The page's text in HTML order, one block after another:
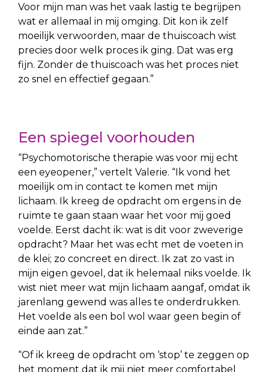
Voor mijn man was het vaak lastig te begrijpen
wat er allemaal in mij omging. Dit kon ik zelf
moeilijk verwoorden, maar de thuiscoach wist
precies door welk proces ik ging. Dat was erg
fijn. Zonder de thuiscoach was het proces niet
zo snel en effectief gegaan.”
Een spiegel voorhouden
“Psychomotorische therapie was voor mij echt
een eyeopener,” vertelt Valerie. “Ik vond het
moeilijk om in contact te komen met mijn
lichaam. Ik kreeg de opdracht om ergens in de
ruimte te gaan staan waar het voor mij goed
voelde. Eerst dacht ik: wat is dit voor zweverige
opdracht? Maar het was echt met de voeten in
de klei; zo concreet en direct. Ik zat zo vast in
mijn eigen gevoel, dat ik helemaal niks voelde. Ik
wist niet meer wat mijn lichaam aangaf, omdat ik
jarenlang gewend was alles te onderdrukken.
Het voelde als een bol wol waar geen begin of
einde aan zat.”
“Of ik kreeg de opdracht om ‘stop’ te zeggen op
het moment dat ik mij niet meer comfortabel